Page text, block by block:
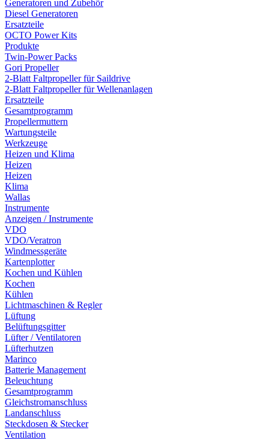
Generatoren und Zubehör
Diesel Generatoren
Ersatzteile
OCTO Power Kits
Produkte
Twin-Power Packs
Gori Propeller
2-Blatt Faltpropeller für Saildrive
2-Blatt Faltpropeller für Wellenanlagen
Ersatzteile
Gesamtprogramm
Propellermuttern
Wartungsteile
Werkzeuge
Heizen und Klima
Heizen
Heizen
Klima
Wallas
Instrumente
Anzeigen / Instrumente
VDO
VDO/Veratron
Windmessgeräte
Kartenplotter
Kochen und Kühlen
Kochen
Kühlen
Lichtmaschinen & Regler
Lüftung
Belüftungsgitter
Lüfter / Ventilatoren
Lüfterhutzen
Marinco
Batterie Management
Beleuchtung
Gesamtprogramm
Gleichstromanschluss
Landanschluss
Steckdosen & Stecker
Ventilation